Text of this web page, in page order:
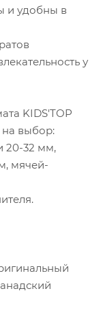
и удобны в
у
KIDS'TOP
на выбор:
20-32 мм,
мячей-